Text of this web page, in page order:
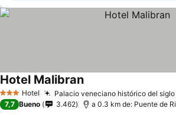
3 Estrellas
Hotel Palacio veneciano histórico del siglo
Hotel Malibran
7,7 Bueno 3.462 a 0.3 km de: Puente de